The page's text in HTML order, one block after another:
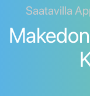
Saatavilla